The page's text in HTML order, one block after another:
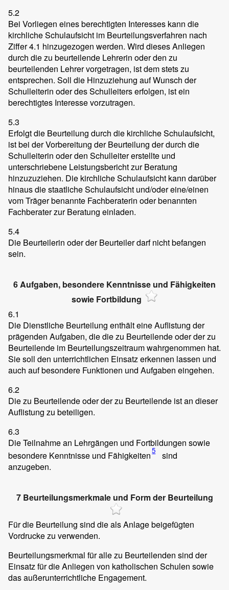
5.2
Bei Vorliegen eines berechtigten Interesses kann die
kirchliche Schulaufsicht im Beurteilungsverfahren nach
Ziffer 4.1 hinzugezogen werden. Wird dieses Anliegen
durch die zu beurteilende Lehrerin oder den zu
beurteilenden Lehrer vorgetragen, ist dem stets zu
entsprechen. Soll die Hinzuziehung auf Wunsch der
Schulleiterin oder des Schulleiters erfolgen, ist ein
berechtigtes Interesse vorzutragen.
5.3
Erfolgt die Beurteilung durch die kirchliche Schulaufsicht,
ist bei der Vorbereitung der Beurteilung der durch die
Schulleiterin oder den Schulleiter erstellte und
unterschriebene Leistungsbericht zur Beratung
hinzuzuziehen. Die kirchliche Schulaufsicht kann darüber
hinaus die staatliche Schulaufsicht und/oder eine/einen
vom Träger benannte Fachberaterin oder benannten
Fachberater zur Beratung einladen.
5.4
Die Beurteilerin oder der Beurteiler darf nicht befangen
sein.
6 Aufgaben, besondere Kenntnisse und Fähigkeiten
sowie Fortbildung
6.1
Die Dienstliche Beurteilung enthält eine Auflistung der
prägenden Aufgaben, die die zu Beurteilende oder der zu
Beurteilende im Beurteilungszeitraum wahrgenommen hat.
Sie soll den unterrichtlichen Einsatz erkennen lassen und
auch auf besondere Funktionen und Aufgaben eingehen.
6.2
Die zu Beurteilende oder der zu Beurteilende ist an dieser
Auflistung zu beteiligen.
6.3
Die Teilnahme an Lehrgängen und Fortbildungen sowie
besondere Kenntnisse und Fähigkeiten5
sind
anzugeben.
7 Beurteilungsmerkmale und Form der Beurteilung
Für die Beurteilung sind die als Anlage beigefügten
Vordrucke zu verwenden.
Beurteilungsmerkmal für alle zu Beurteilenden sind der
Einsatz für die Anliegen von katholischen Schulen sowie
das außerunterrichtliche Engagement.